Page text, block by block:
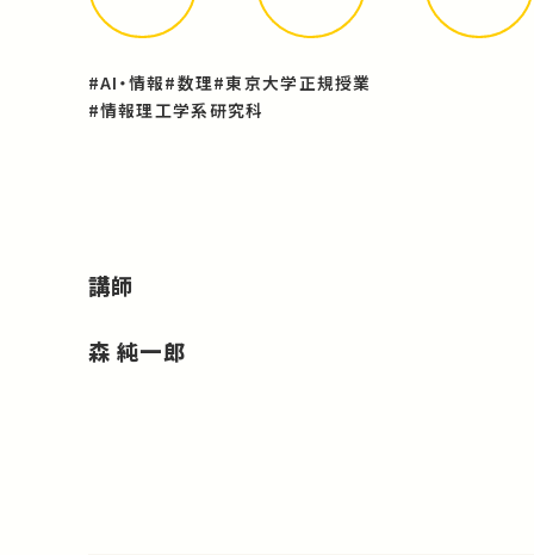
#AI・情報#数理#東京大学正規授業
#情報理工学系研究科
講師
森 純一郎